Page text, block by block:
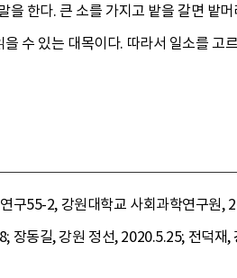
을 한다. 큰 소를 가지고 밭을 갈면 밭
수 있는 대목이다. 따라서 일소를
구55-2, 강원대학교 사회과학연구원
장동길, 강원 정선, 2020.5.25; 전덕재,